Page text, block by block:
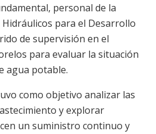
personal de la
Hidráulicos para el Desarrollo
de supervisión en el
para evaluar la situación
agua potable.
como objetivo analizar las
y explorar
un suministro continuo y